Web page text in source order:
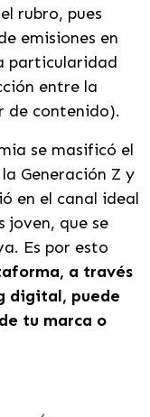
rubro, pues
emisiones en
particularidad
entre la
de contenido).
se masificó el
Generación Z y
en el canal ideal
joven, que se
Es por esto
a través
digital, puede
tu marca o